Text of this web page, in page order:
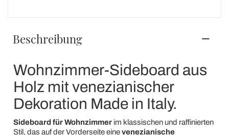
Beschreibung
Wohnzimmer-Sideboard aus
Holz mit venezianischer
Dekoration Made in Italy.
Sideboard für Wohnzimmerim klassischen und raffinierten
Stil, das auf der Vorderseite einevenezianische